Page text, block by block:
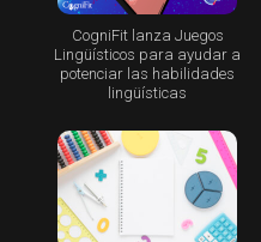
CogniFit lanza Juegos
Lingüísticos para ayudar a
potenciar las habilidades
lingüísticas